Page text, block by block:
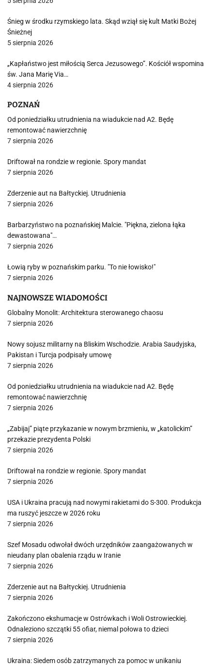
Śnieg w środku rzymskiego lata. Skąd wziął się kult Matki Bożej
Śnieżnej
5 sierpnia 2026
„Kapłaństwo jest miłością Serca Jezusowego”. Kościół wspomina
św. Jana Marię Via…
4 sierpnia 2026
POZNAŃ
Od poniedziałku utrudnienia na wiadukcie nad A2. Będę
remontować nawierzchnię
7 sierpnia 2026
Driftował na rondzie w regionie. Spory mandat
7 sierpnia 2026
Zderzenie aut na Bałtyckiej. Utrudnienia
7 sierpnia 2026
Barbarzyństwo na poznańskiej Malcie. "Piękna, zielona łąka
dewastowana"…
7 sierpnia 2026
Łowią ryby w poznańskim parku. "To nie łowisko!"
7 sierpnia 2026
NAJNOWSZE WIADOMOŚCI
Globalny Monolit: Architektura sterowanego chaosu
7 sierpnia 2026
Nowy sojusz militarny na Bliskim Wschodzie. Arabia Saudyjska,
Pakistan i Turcja podpisały umowę
7 sierpnia 2026
Od poniedziałku utrudnienia na wiadukcie nad A2. Będę
remontować nawierzchnię
7 sierpnia 2026
„Zabijaj” piąte przykazanie w nowym brzmieniu, w „katolickim”
przekazie prezydenta Polski
7 sierpnia 2026
Driftował na rondzie w regionie. Spory mandat
7 sierpnia 2026
USA i Ukraina pracują nad nowymi rakietami do S-300. Produkcja
ma ruszyć jeszcze w 2026 roku
7 sierpnia 2026
Szef Mosadu odwołał dwóch urzędników zaangażowanych w
nieudany plan obalenia rządu w Iranie
7 sierpnia 2026
Zderzenie aut na Bałtyckiej. Utrudnienia
7 sierpnia 2026
Zakończono ekshumacje w Ostrówkach i Woli Ostrowieckiej.
Odnaleziono szczątki 55 ofiar, niemal połowa to dzieci
7 sierpnia 2026
Ukraina: Siedem osób zatrzymanych za pomoc w unikaniu